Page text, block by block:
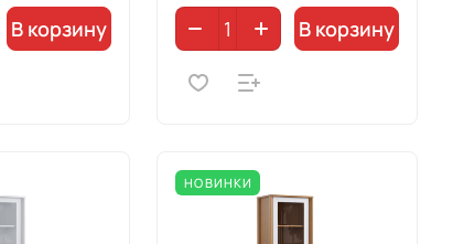
В корзину В корзину
НОВИНКИ